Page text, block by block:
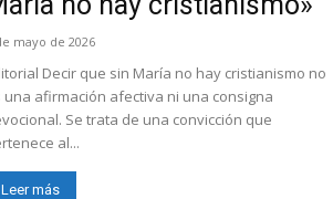
mayo de 2026
Decir que sin María no hay cristianismo no
una afirmación afectiva ni una consigna
Se trata de una convicción que
al...
Leer más